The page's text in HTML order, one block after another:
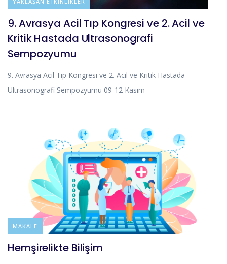
9. Avrasya Acil Tıp Kongresi ve 2. Acil ve
Kritik Hastada Ultrasonografi
Sempozyumu
9. Avrasya Acil Tıp Kongresi ve 2. Acil ve Kritik Hastada
Ultrasonografi Sempozyumu 09-12 Kasım
BLOG
MAKALE
Hemşirelikte Bilişim